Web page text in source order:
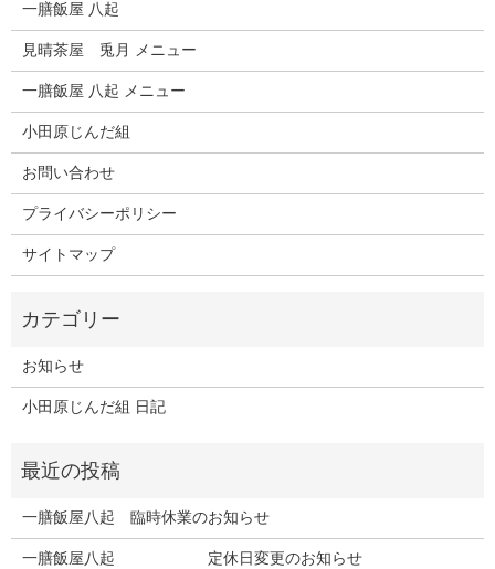
一膳飯屋 八起
見晴茶屋 兎月 メニュー
一膳飯屋 八起 メニュー
小田原じんだ組
お問い合わせ
プライバシーポリシー
サイトマップ
お知らせ
小田原じんだ組 日記
一膳飯屋八起 臨時休業のお知らせ
一膳飯屋八起 定休日変更のお知らせ